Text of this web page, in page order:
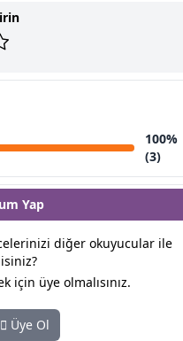
100%
(3)
Yap
diğer okuyucular ile
üye olmalısınız.
Üye Ol